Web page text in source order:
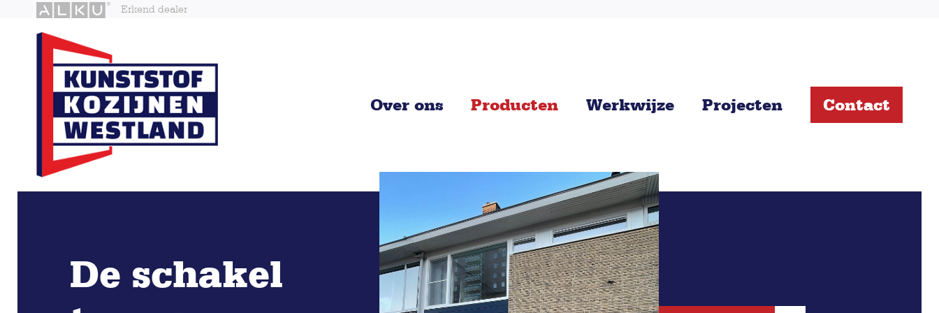
Erkend dealer
Over ons Producten Werkwijze Projecten Contact
De schakel